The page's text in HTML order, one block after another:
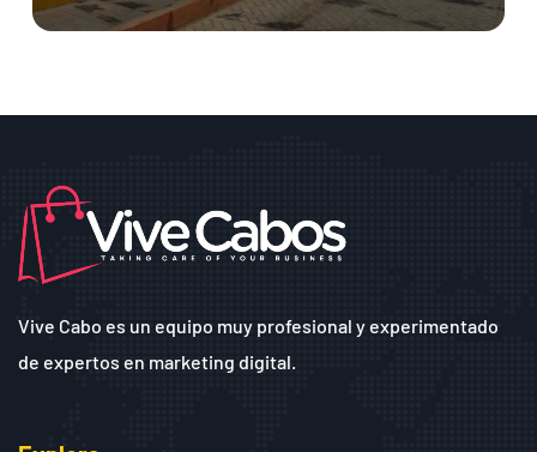
Vive Cabo es un equipo muy profesional y experimentado
de expertos en marketing digital.